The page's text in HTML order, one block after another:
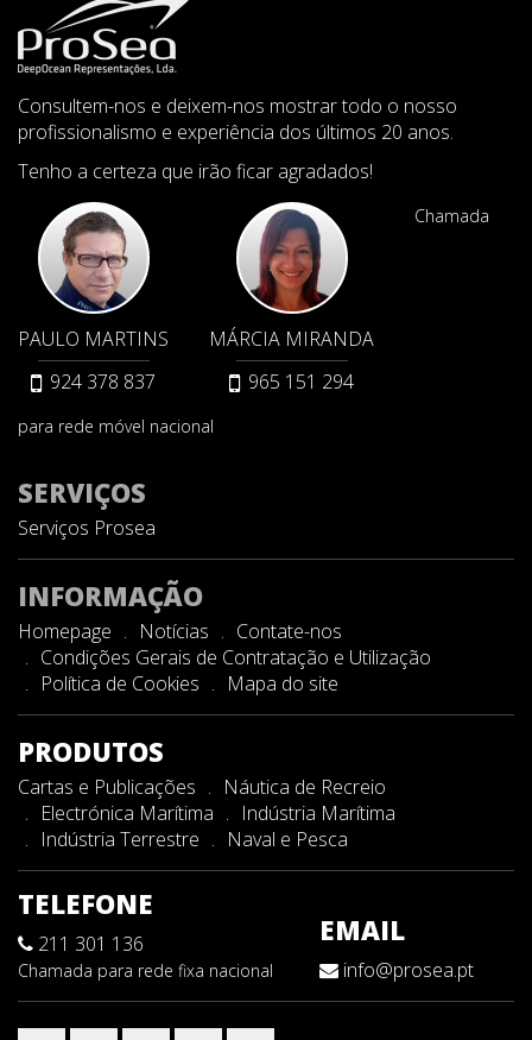
Consultem-nos e deixem-nos mostrar todo o nosso
profissionalismo e experiência dos últimos 20 anos.
Tenho a certeza que irão ficar agradados!
PAULO MARTINS
924 378 837
MÁRCIA MIRANDA
965 151 294
Chamada
para rede móvel nacional
SERVIÇOS
Serviços Prosea
INFORMAÇÃO
Homepage Notícias
Contate-nos
Condições Gerais de Contratação e Utilização
Política de Cookies
Mapa do site
PRODUTOS
Cartas e Publicações
Náutica de Recreio
Electrónica Marítima
Indústria Marítima
Indústria Terrestre
Naval e Pesca
TELEFONE
211 301 136
Chamada para rede fixa nacional
EMAIL
info@prosea.pt